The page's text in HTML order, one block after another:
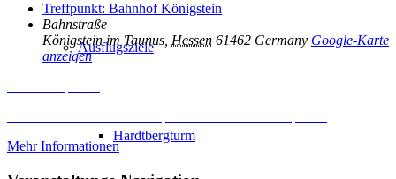
Ausflugsziele
Hardtbergturm
Treffpunkt: Bahnhof Königstein
Bahnstraße
Königstein im Taunus Hessen 61462 Germany Google-Karte
anzeigen
Mehr Informationen